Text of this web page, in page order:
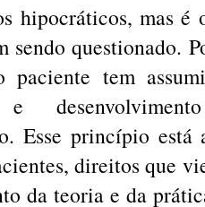
hipocráticos, mas
sendo questionado.
paciente tem
e
Esse princípio está
direitos que
da teoria e da